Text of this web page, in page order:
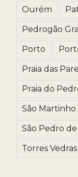
Ourém
Pedrogão
Porto
Praia das
Praia do
São
São Pedro de
Torres Vedras